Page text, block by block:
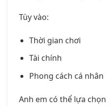
Tùy vào:
Thời gian chơi
Tài chính
Phong cách cá nhân
Anh em có thể lựa chọn